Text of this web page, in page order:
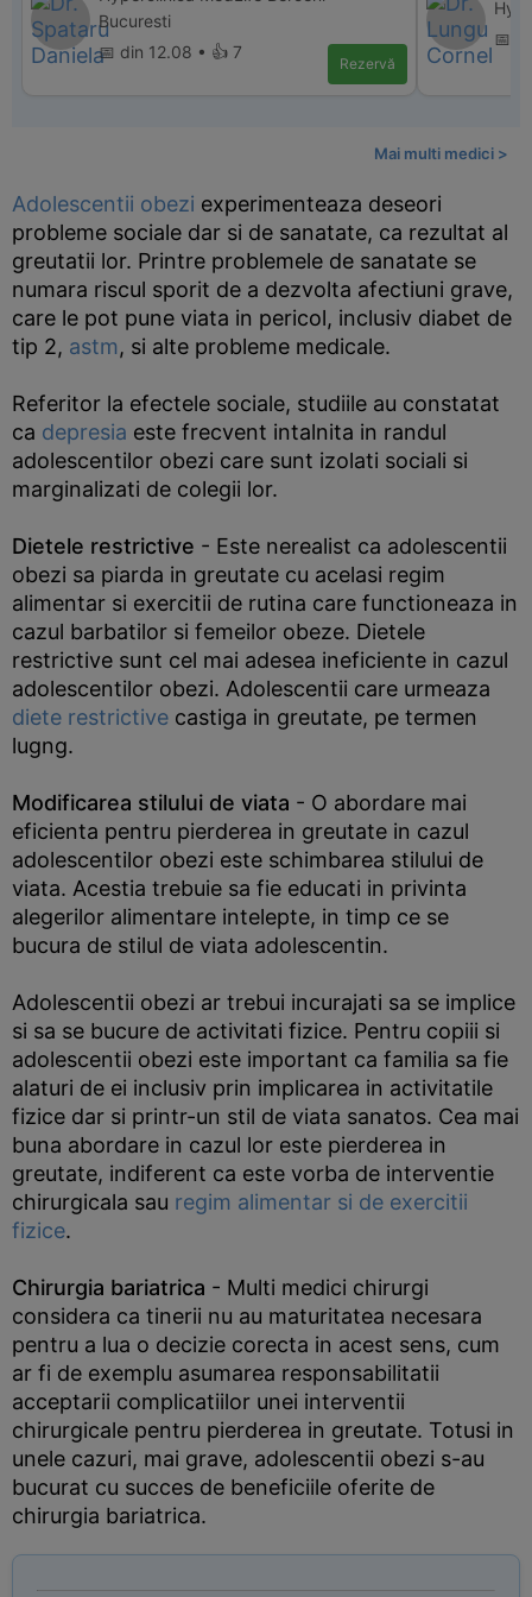
Bucuresti
📅 din 12.08 • 👍 7
Rezervă
📅
Mai multi medici >
Adolescentii obezi experimenteaza deseori
probleme sociale dar si de sanatate, ca rezultat al
greutatii lor. Printre problemele de sanatate se
numara riscul sporit de a dezvolta afectiuni grave,
care le pot pune viata in pericol, inclusiv diabet de
tip 2, astm, si alte probleme medicale.
Referitor la efectele sociale, studiile au constatat
ca depresia este frecvent intalnita in randul
adolescentilor obezi care sunt izolati sociali si
marginalizati de colegii lor.
Dietele restrictive - Este nerealist ca adolescentii
obezi sa piarda in greutate cu acelasi regim
alimentar si exercitii de rutina care functioneaza in
cazul barbatilor si femeilor obeze. Dietele
restrictive sunt cel mai adesea ineficiente in cazul
adolescentilor obezi. Adolescentii care urmeaza
diete restrictive castiga in greutate, pe termen
lugng.
Modificarea stilului de viata - O abordare mai
eficienta pentru pierderea in greutate in cazul
adolescentilor obezi este schimbarea stilului de
viata. Acestia trebuie sa fie educati in privinta
alegerilor alimentare intelepte, in timp ce se
bucura de stilul de viata adolescentin.
Adolescentii obezi ar trebui incurajati sa se implice
si sa se bucure de activitati fizice. Pentru copiii si
adolescentii obezi este important ca familia sa fie
alaturi de ei inclusiv prin implicarea in activitatile
fizice dar si printr-un stil de viata sanatos. Cea mai
buna abordare in cazul lor este pierderea in
greutate, indiferent ca este vorba de interventie
chirurgicala sau regim alimentar si de exercitii
fizice.
Chirurgia bariatrica - Multi medici chirurgi
considera ca tinerii nu au maturitatea necesara
pentru a lua o decizie corecta in acest sens, cum
ar fi de exemplu asumarea responsabilitatii
acceptarii complicatiilor unei interventii
chirurgicale pentru pierderea in greutate. Totusi in
unele cazuri, mai grave, adolescentii obezi s-au
bucurat cu succes de beneficiile oferite de
chirurgia bariatrica.